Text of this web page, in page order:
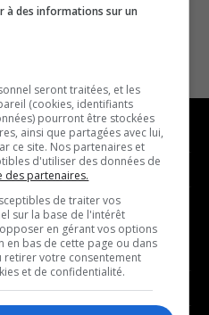
MUSIQUE
- Décompte franco
- Joué récemment
BALADOS
à des informations sur un
seront traitées, et les
(cookies, identifiants
pourront être stockées
ainsi que partagées avec lui,
ce site. Nos partenaires et
d'utiliser des données de
des partenaires.
de traiter vos
sur la base de l'intérêt
en gérant vos options
en bas de cette page ou dans
retirer votre consentement
et de confidentialité.